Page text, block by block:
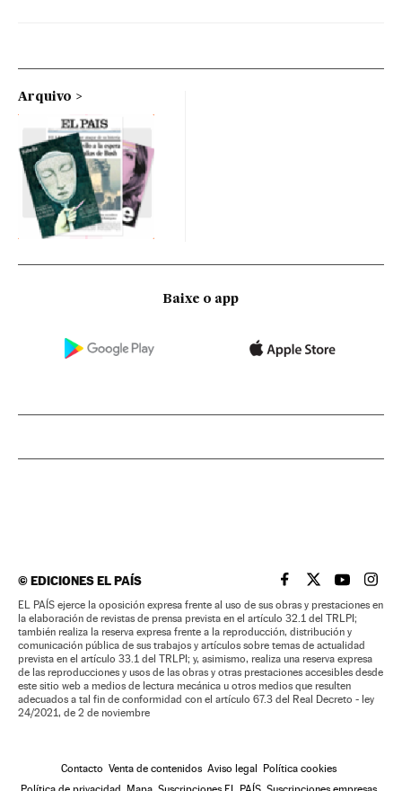
Arquivo
Baixe o app
©EDICIONES EL PAÍS EL PAÍS BRASIL EN
EL PAÍSEL PAÍS
EL
EL PAÍS ejerce la oposición expresa frente al uso de sus obras y prestaciones en
la elaboración de revistas de prensa prevista en el artículo 32.1 del TRLPI;
también realiza la reserva expresa frente a la reproducción, distribución y
comunicación pública de sus trabajos y artículos sobre temas de actualidad
prevista en el artículo 33.1 del TRLPI; y, asimismo, realiza una reserva expresa
de las reproducciones y usos de las obras y otras prestaciones accesibles desde
este sitio web a medios de lectura mecánica u otros medios que resulten
adecuados a tal fin de conformidad con el artículo 67.3 del Real Decreto - ley
24/2021, de 2 de noviembre
Contacto Venta de contenidos Aviso legal
Política cookies